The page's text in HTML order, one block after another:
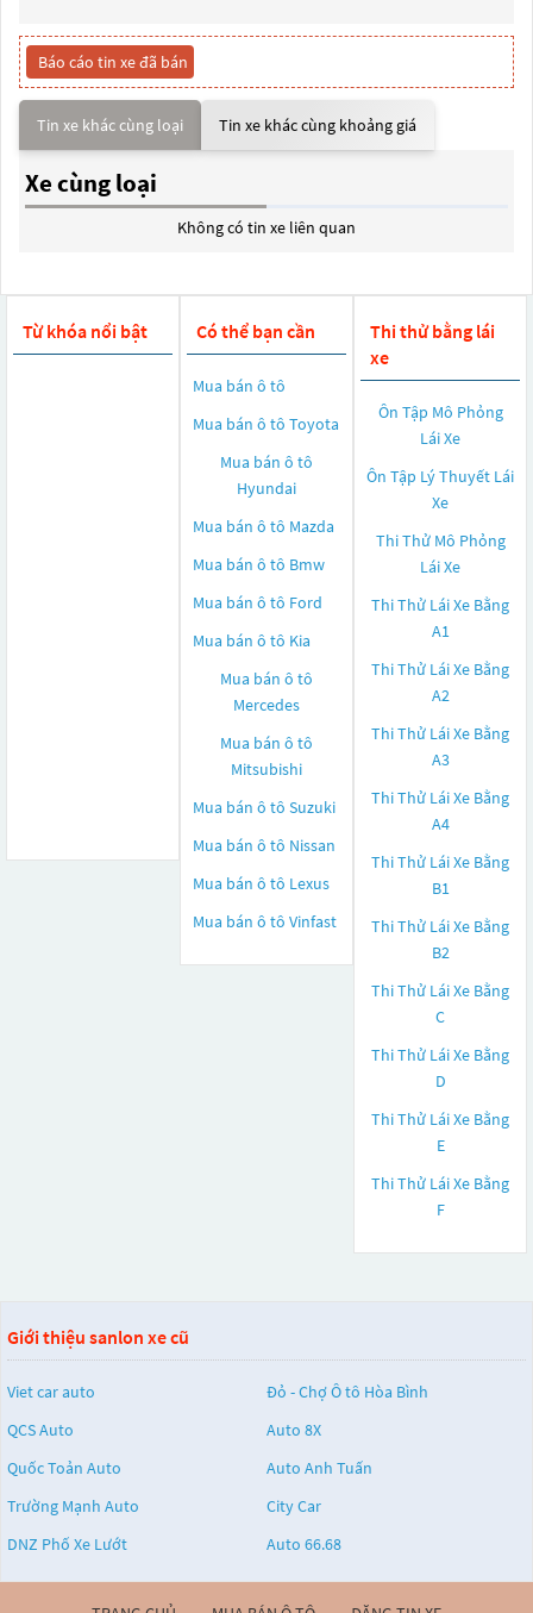
Báo cáo tin xe đã bán
Tin xe khác cùng loại Tin xe khác cùng khoảng giá
Xe cùng loại
Không có tin xe liên quan
Từ khóa nổi bật Có thể bạn cần
Mua bán ô tô
Mua bán ô tô Toyota
Mua bán ô tô
Hyundai
Mua bán ô tô Mazda
Mua bán ô tô Bmw
Mua bán ô tô Ford
Mua bán ô tô Kia
Mua bán ô tô
Mercedes
Mua bán ô tô
Mitsubishi
Mua bán ô tô Suzuki
Mua bán ô tô Nissan
Mua bán ô tô Lexus
Mua bán ô tô Vinfast
Thi thử bằng lái
xe
Ôn Tập Mô Phỏng
Lái Xe
Ôn Tập Lý Thuyết Lái
Xe
Thi Thử Mô Phỏng
Lái Xe
Thi Thử Lái Xe Bằng
A1
Thi Thử Lái Xe Bằng
A2
Thi Thử Lái Xe Bằng
A3
Thi Thử Lái Xe Bằng
A4
Thi Thử Lái Xe Bằng
B1
Thi Thử Lái Xe Bằng
B2
Thi Thử Lái Xe Bằng
C
Thi Thử Lái Xe Bằng
D
Thi Thử Lái Xe Bằng
E
Thi Thử Lái Xe Bằng
F
Giới thiệu sanlon xe cũ
Viet car auto
Đỏ - Chợ Ô tô Hòa Bình
QCS Auto
Auto 8X
Quốc Toản Auto
Auto Anh Tuấn
Trường Mạnh Auto
City Car
DNZ Phố Xe Lướt
Auto 66.68